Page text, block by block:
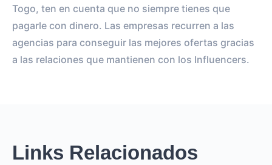
Togo, ten en cuenta que no siempre tienes que
pagarle con dinero. Las empresas recurren a las
agencias para conseguir las mejores ofertas gracias
a las relaciones que mantienen con los Influencers.
Links Relacionados